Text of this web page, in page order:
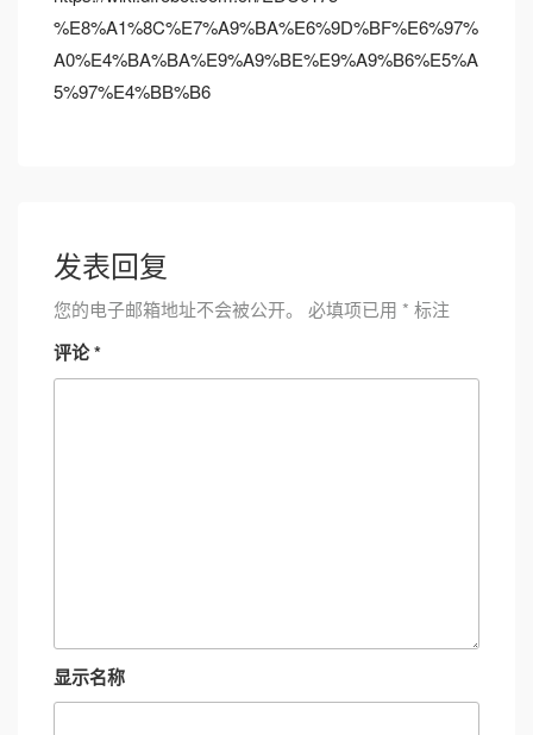
%E8%A1%8C%E7%A9%BA%E6%9D%BF%E6%97%
A0%E4%BA%BA%E9%A9%BE%E9%A9%B6%E5%A
5%97%E4%BB%B6
发表回复
您的电子邮箱地址不会被公开。 必填项已用 * 标注
评论*
显示名称